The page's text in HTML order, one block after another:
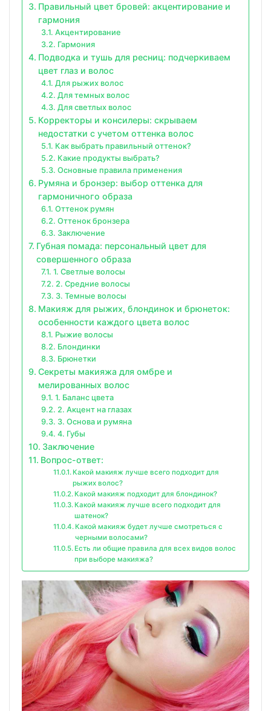
Правильный цвет бровей: акцентирование и
гармония
Акцентирование
Гармония
Подводка и тушь для ресниц: подчеркиваем
цвет глаз и волос
Для рыжих волос
Для темных волос
Для светлых волос
Корректоры и консилеры: скрываем
недостатки с учетом оттенка волос
Как выбрать правильный оттенок?
Какие продукты выбрать?
Основные правила применения
Румяна и бронзер: выбор оттенка для
гармоничного образа
Оттенок румян
Оттенок бронзера
Заключение
Губная помада: персональный цвет для
совершенного образа
1. Светлые волосы
2. Средние волосы
3. Темные волосы
Макияж для рыжих, блондинок и брюнеток:
особенности каждого цвета волос
Рыжие волосы
Блондинки
Брюнетки
Секреты макияжа для омбре и
мелированных волос
1. Баланс цвета
2. Акцент на глазах
3. Основа и румяна
4. Губы
Заключение
Вопрос-ответ:
Какой макияж лучше всего подходит для
рыжих волос?
Какой макияж подходит для блондинок?
Какой макияж лучше всего подходит для
шатенок?
Какой макияж будет лучше смотреться с
черными волосами?
Есть ли общие правила для всех видов волос
при выборе макияжа?